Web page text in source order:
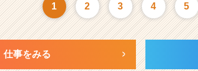
1 2 3 4 5
仕事をみる